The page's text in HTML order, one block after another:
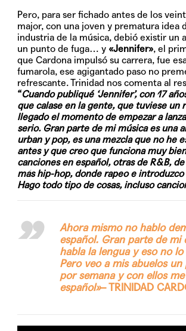
Pero, para ser fichado antes de los
major, con una joven y prematura idea
industria de la música, debió existir un
un punto de fuga… y «Jennifer», el
que Cardona impulsó su carrera, fue
fumarola, ese agigantado paso no
refrescante. Trinidad nos comenta al
“Cuando publiqué ‘Jennifer’, con 17
que calase en la gente, que tuviese un
llegado el momento de empezar a
serio. Gran parte de mi música es una
urban y pop, es una mezcla que no he
antes y que creo que funciona muy
canciones en español, otras de R&B,
más hip-hop, donde rapeo e
Hago todo tipo de cosas, incluso
Ahora mismo no hablo
español. Gran parte de mi
habla la lengua y eso no
Pero veo a mis abuelos un
por semana y con ellos
español»– TRINIDAD